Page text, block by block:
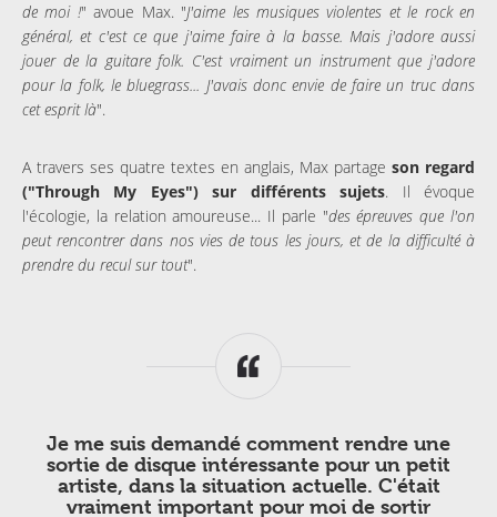
de moi !" avoue Max. "J'aime les musiques violentes et le rock en
général, et c'est ce que j'aime faire à la basse. Mais j'adore aussi
jouer de la guitare folk. C'est vraiment un instrument que j'adore
pour la folk, le bluegrass... J'avais donc envie de faire un truc dans
cet esprit là".
A travers ses quatre textes en anglais, Max partage son regard
("Through My Eyes") sur différents sujets. Il évoque
l'écologie, la relation amoureuse... Il parle "des épreuves que l'on
peut rencontrer dans nos vies de tous les jours, et de la difficulté à
prendre du recul sur tout".
Je me suis demandé comment rendre une
sortie de disque intéressante pour un petit
artiste, dans la situation actuelle. C'était
vraiment important pour moi de sortir